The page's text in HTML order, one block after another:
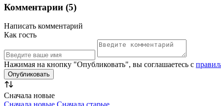
Комментарии (5)
Написать комментарий
Как гость
Нажимая на кнопку "Опубликовать", вы соглашаетесь с
Сначала новые